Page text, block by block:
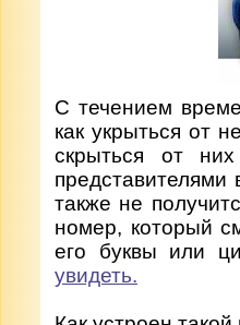
С течением
как укрыться от
скрыться от
представителями
также не
номер, который
его буквы или
увидеть.